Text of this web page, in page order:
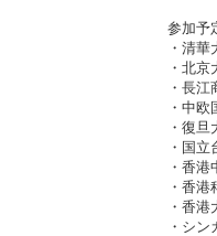
参加予
・清
・北
・長
・中
・復
・国
・香
・香
・香
・シ